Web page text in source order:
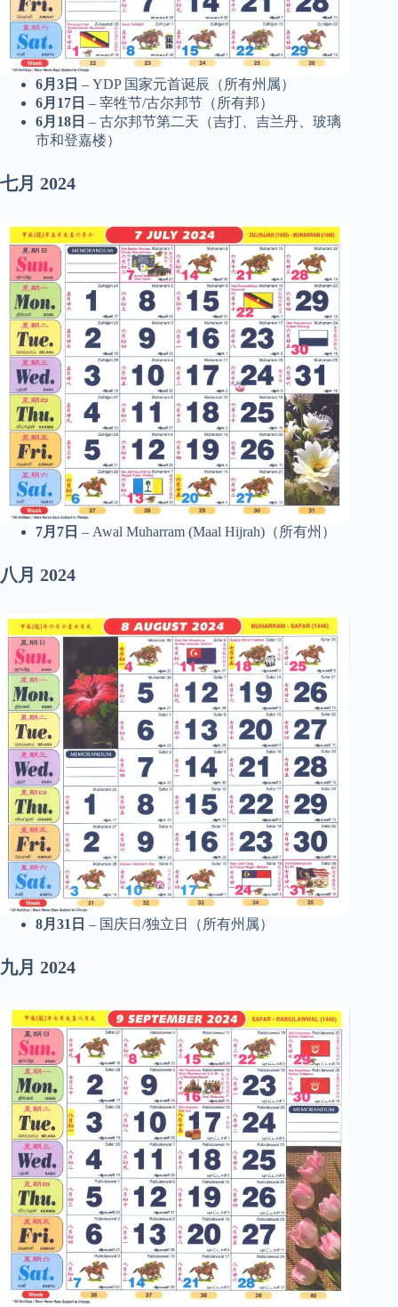
6月3日 – YDP 国家元首诞辰（所有州属）
6月17日 – 宰牲节/古尔邦节（所有邦）
6月18日 – 古尔邦节第二天（吉打、吉兰丹、玻璃
市和登嘉楼）
七月 2024
7月7日 – Awal Muharram (Maal Hijrah)（所有州）
八月 2024
8月31日 – 国庆日/独立日（所有州属）
九月 2024